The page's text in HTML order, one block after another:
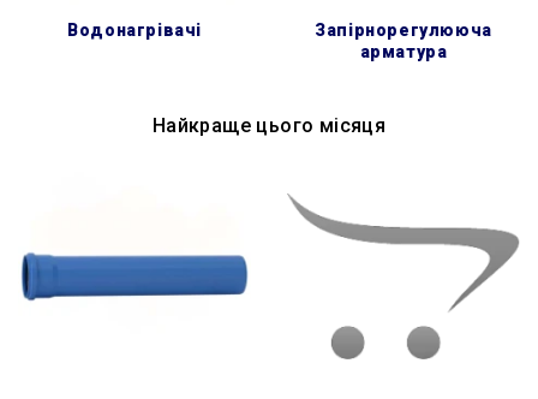
водонагрівачі
запірнорегулююча
арматура
Найкраще цього місяця